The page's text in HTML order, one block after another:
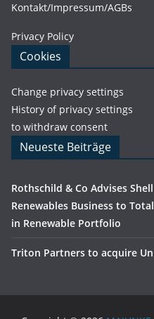
Kontakt/Impressum/AGBs
Privacy Policy
Cookies
Change privacy settings
History of privacy settings
to withdraw consent
Neueste Beiträge
Rothschild & Co Advises
Renewables Business to
in Renewable Portfolio
Triton Partners to acquire